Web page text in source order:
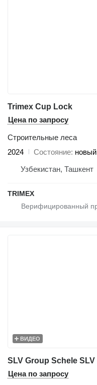
Trimex Cup Lock
Цена по запросу
Строительные леса
2024
Состояние новый
Узбекистан, Ташкент
TRIMEX
ВИДЕО
Цена по запросу